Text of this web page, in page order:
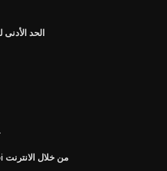
الحد
كيفية استبدال الصندوق المشترك sbi من خلال الانترنت